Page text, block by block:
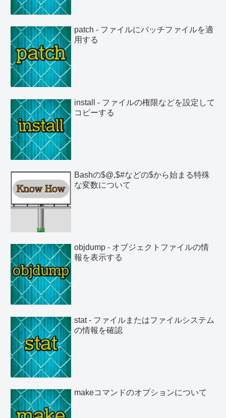
patch - ファイルにパッチファイルを適
用する
install - ファイルの権限などを設定して
コピーする
Bashの$@,$#などの$から始まる特殊
な変数について
objdump - オブジェクトファイルの情
報を表示する
stat - ファイルまたはファイルシステム
の情報を確認
makeコマンドのオプションについて